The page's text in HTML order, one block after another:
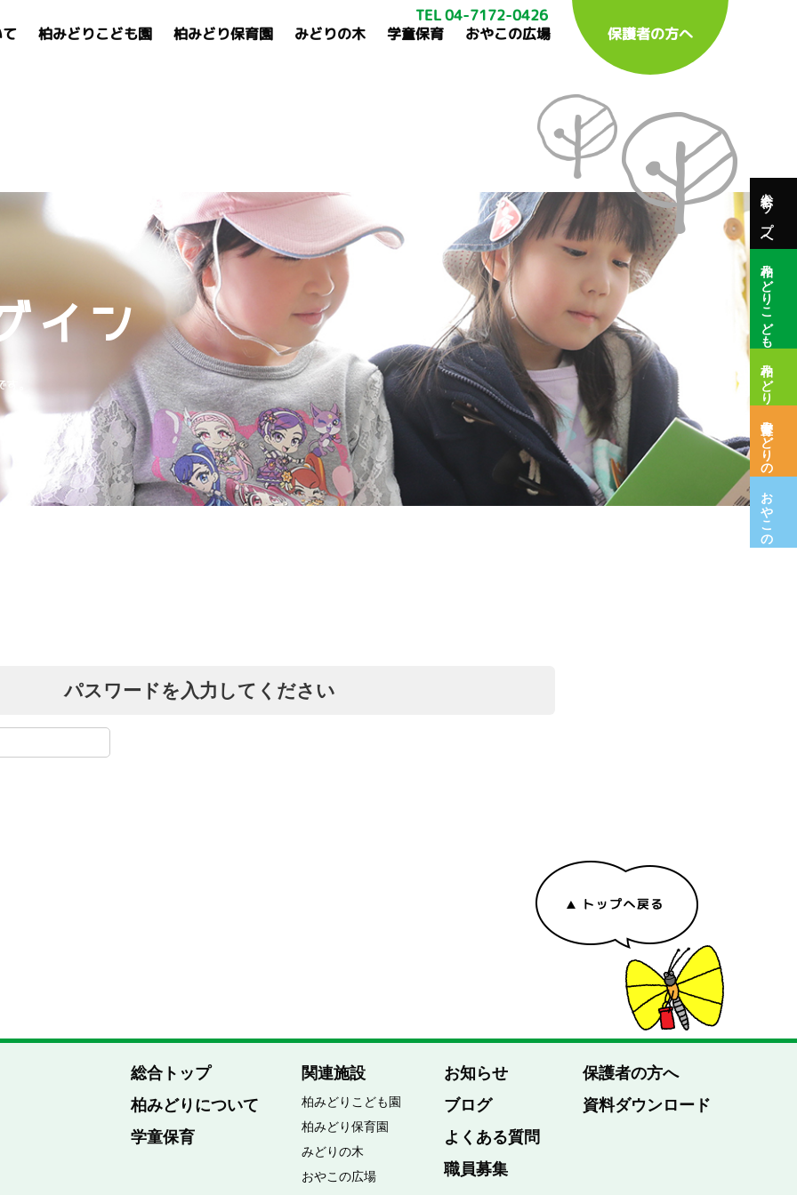
柏みどりこども園 柏みどり保育園 みどりの木 学童保育 おやこの広場 保護者の方へ
TEL 04-7172-0426
総合トップへ
柏みどりこども園
柏みどり保育園
保育室みどりの木
おやこの広場
イン
。
パスワードを入力してください
総合トップ
柏みどりについて
学童保育
関連施設
柏みどりこども園
柏みどり保育園
みどりの木
おやこの広場
お知らせ
ブログ
よくある質問
職員募集
保護者の方へ
資料ダウンロード